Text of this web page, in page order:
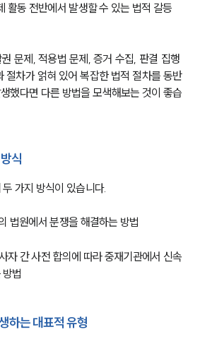
활동 전반에서 발생할 수 있는 법적 갈등
문제, 적용법 문제, 증거 수집, 판결 집행
절차가 얽혀 있어 복잡한 법적 절차를 동반
했다면 다른 방법을 모색해보는 것이 좋습
식
가지 방식이 있습니다.
법원에서 분쟁을 해결하는 방법
자 간 사전 합의에 따라 중재기관에서 신속
법
하는 대표적 유형